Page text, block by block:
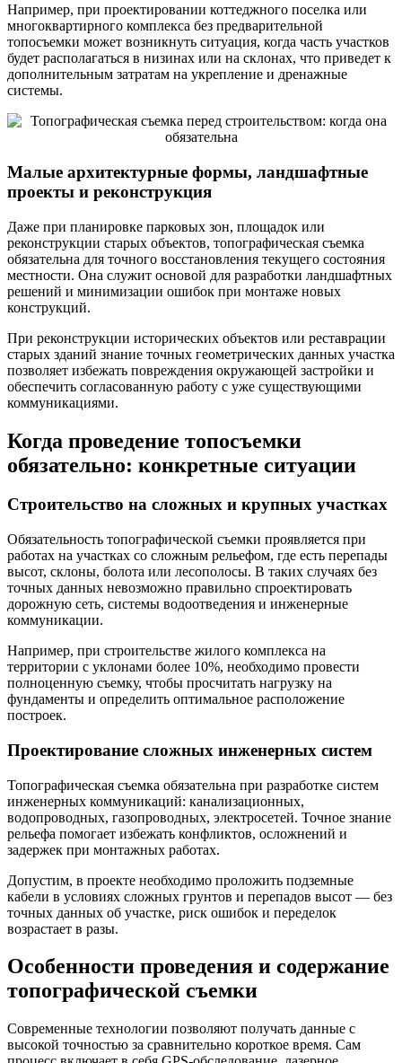
Например, при проектировании коттеджного поселка или
многоквартирного комплекса без предварительной
топосъемки может возникнуть ситуация, когда часть участков
будет располагаться в низинах или на склонах, что приведет к
дополнительным затратам на укрепление и дренажные
системы.
Малые архитектурные формы, ландшафтные
проекты и реконструкция
Даже при планировке парковых зон, площадок или
реконструкции старых объектов, топографическая съемка
обязательна для точного восстановления текущего состояния
местности. Она служит основой для разработки ландшафтных
решений и минимизации ошибок при монтаже новых
конструкций.
При реконструкции исторических объектов или реставрации
старых зданий знание точных геометрических данных участка
позволяет избежать повреждения окружающей застройки и
обеспечить согласованную работу с уже существующими
коммуникациями.
Когда проведение топосъемки
обязательно: конкретные ситуации
Строительство на сложных и крупных участках
Обязательность топографической съемки проявляется при
работах на участках со сложным рельефом, где есть перепады
высот, склоны, болота или лесополосы. В таких случаях без
точных данных невозможно правильно спроектировать
дорожную сеть, системы водоотведения и инженерные
коммуникации.
Например, при строительстве жилого комплекса на
территории с уклонами более 10%, необходимо провести
полноценную съемку, чтобы просчитать нагрузку на
фундаменты и определить оптимальное расположение
построек.
Проектирование сложных инженерных систем
Топографическая съемка обязательна при разработке систем
инженерных коммуникаций: канализационных,
водопроводных, газопроводных, электросетей. Точное знание
рельефа помогает избежать конфликтов, осложнений и
задержек при монтажных работах.
Допустим, в проекте необходимо проложить подземные
кабели в условиях сложных грунтов и перепадов высот — без
точных данных об участке, риск ошибок и переделок
возрастает в разы.
Особенности проведения и содержание
топографической съемки
Современные технологии позволяют получать данные с
высокой точностью за сравнительно короткое время. Сам